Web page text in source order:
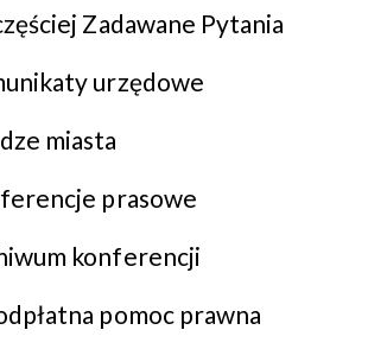
Zadawane Pytania
urzędowe
miasta
prasowe
konferencji
pomoc prawna